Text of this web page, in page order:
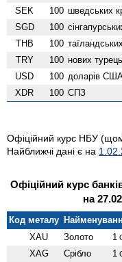
SEK 100 шведських
SGD 100
THB 100
TRY 100 нових
USD 100 доларів
XDR 100 СПЗ
Офіційний курс НБУ
Найближчі дані є на
Офіційний курс
на
Код металу
XAU
Золото 1
XAG Срібло 1